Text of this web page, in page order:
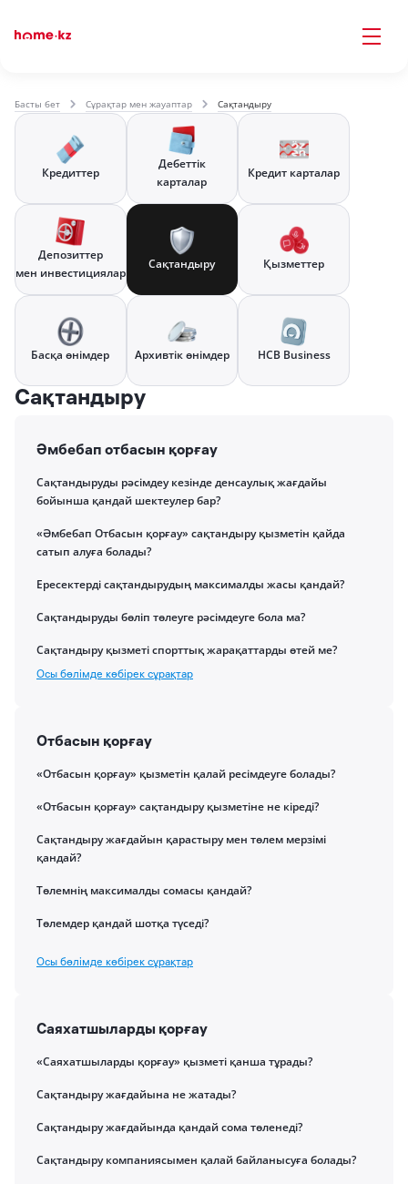
Басты бет Сұрақтар мен жауаптар Сақтандыру
Кредиттер
Дебеттік
карталар
Кредит карталар
Депозиттер
мен инвестициялар
Сақтандыру Қызметтер
Басқа өнімдер Архивтік өнімдер HCB Business
Сақтандыру
Әмбебап отбасын қорғау
Сақтандыруды рәсімдеу кезінде денсаулық жағдайы
бойынша қандай шектеулер бар?
«Әмбебап Отбасын қорғау» сақтандыру қызметін қайда
сатып алуға болады?
Ересектерді сақтандырудың максималды жасы қандай?
Сақтандыруды бөліп төлеуге рәсімдеуге бола ма?
Сақтандыру қызметі спорттық жарақаттарды өтей ме?
Осы бөлімде көбірек сұрақтар
Отбасын қорғау
«Отбасын қорғау» қызметін қалай ресімдеуге болады?
«Отбасын қорғау» сақтандыру қызметіне не кіреді?
Сақтандыру жағдайын қарастыру мен төлем мерзімі
қандай?
Төлемнің максималды сомасы қандай?
Төлемдер қандай шотқа түседі?
Осы бөлімде көбірек сұрақтар
Саяхатшыларды қорғау
«Саяхатшыларды қорғау» қызметі қанша тұрады?
Сақтандыру жағдайына не жатады?
Сақтандыру жағдайында қандай сома төленеді?
Сақтандыру компаниясымен қалай байланысуға болады?